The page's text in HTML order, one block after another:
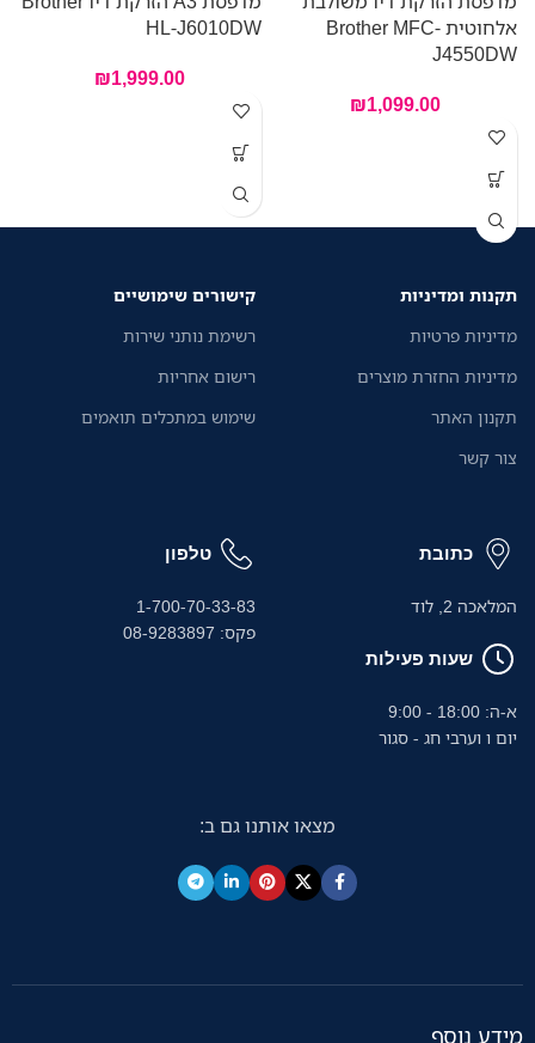
אלחוטית Brother MFC-
J4550DW
₪1,099.00
HL-J6010DW
₪1,999.00
תקנות ומדיניות
מדיניות פרטיות
מדיניות החזרת מוצרים
תקנון האתר
צור קשר
קישורים שימושיים
רשימת נותני שירות
רישום אחריות
שימוש במתכלים תואמים
כתובת
המלאכה 2, לוד
שעות פעילות
א-ה: 18:00 - 9:00
יום ו וערבי חג - סגור
טלפון
1-700-70-33-83
פקס: 08-9283897
מצאו אותנו גם ב:
מידע נוסף